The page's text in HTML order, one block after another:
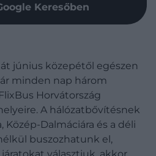
Keresőben
június közepétől egészen
minden nap három
Horvátország
A hálózatbővítésnek
Közép-Dalmáciára és a déli
buszozhatunk el,
járatokat választjuk, akkor